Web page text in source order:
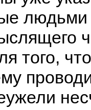
людьми
того,